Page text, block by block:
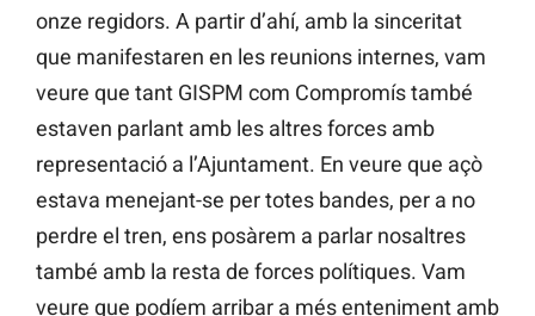
onze regidors. A partir d’ahí, amb la sinceritat
que manifestaren en les reunions internes, vam
veure que tant GISPM com Compromís també
estaven parlant amb les altres forces amb
representació a l’Ajuntament. En veure que açò
estava menejant-se per totes bandes, per a no
perdre el tren, ens posàrem a parlar nosaltres
també amb la resta de forces polítiques. Vam
veure que podíem arribar a més enteniment amb